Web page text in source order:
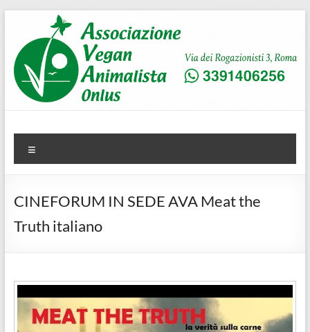
contenuto
AVA
Associazione Vegan Animalista
CINEFORUM IN SEDE AVA Meat the
Truth italiano